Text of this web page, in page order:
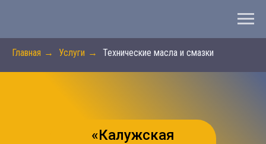
Главная → Услуги → Технические масла и смазки
«Калужская